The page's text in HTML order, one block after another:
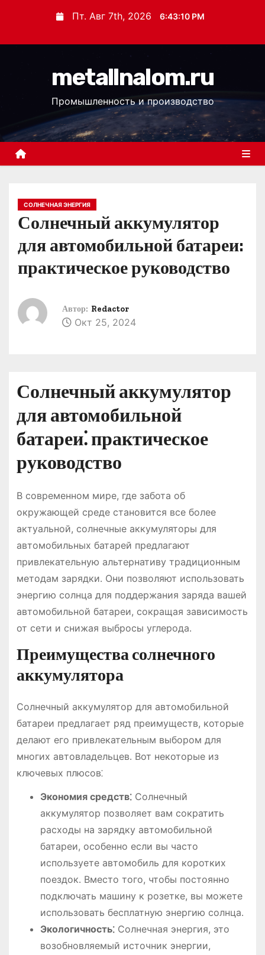
с
Пт. Авг 7th, 2026 6:43:11 PM
metallnalom.ru
Промышленность и производство
СОЛНЕЧНАЯ ЭНЕРГИЯ
Солнечный аккумулятор
для автомобильной батареи:
практическое руководство
Автор: Redactor
Окт 25, 2024
Солнечный аккумулятор
для автомобильной
батареи⁚ практическое
руководство
В современном мире, где забота об
окружающей среде становится все более
актуальной, солнечные аккумуляторы для
автомобильных батарей предлагают
привлекательную альтернативу традиционным
методам зарядки․ Они позволяют использовать
энергию солнца для поддержания заряда вашей
автомобильной батареи, сокращая зависимость
от сети и снижая выбросы углерода․
Преимущества солнечного
аккумулятора
Солнечный аккумулятор для автомобильной
батареи предлагает ряд преимуществ, которые
делают его привлекательным выбором для
многих автовладельцев․ Вот некоторые из
ключевых плюсов⁚
Экономия средств⁚Солнечный
аккумулятор позволяет вам сократить
расходы на зарядку автомобильной
батареи, особенно если вы часто
используете автомобиль для коротких
поездок․ Вместо того, чтобы постоянно
подключать машину к розетке, вы можете
использовать бесплатную энергию солнца․
Экологичность⁚Солнечная энергия, это
возобновляемый источник энергии,